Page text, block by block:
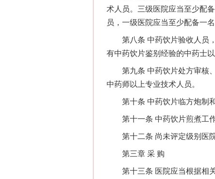
术人员。三级医院应当至少配
员，一级医院应当至少配备一
第八条 中药饮片验收人员，
有中药饮片鉴别经验的中药士
第九条 中药饮片处方审核、
中药师以上专业技术人员。
第十条 中药饮片临方炮制和
第十一条 中药饮片煎煮工作
第十二条 尚未评定级别医院
第三章 采 购
第十三条 医院应当根据相关